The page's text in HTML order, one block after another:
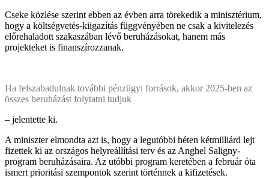
Cseke közlése szerint ebben az évben arra törekedik a minisztérium,
hogy a költségvetés-kiigazítás függvényében ne csak a kivitelezés
előrehaladott szakaszában lévő beruházásokat, hanem más
projekteket is finanszírozzanak.
Ha felszabadulnak további pénzügyi források, akkor 2025-ben az
összes beruházást folytatni tudjuk
– jelentette ki.
A miniszter elmondta azt is, hogy a legutóbbi héten kétmilliárd lejt
fizettek ki az országos helyreállítási terv és az Anghel Saligny-
program beruházásaira. Az utóbbi program keretében a február óta
ismert prioritási szempontok szerint történnek a kifizetések.